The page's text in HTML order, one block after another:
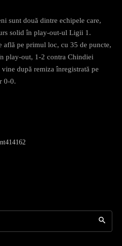
sunt două dintre echipele care,
solid în play-out-ul Ligii 1.
află pe primul loc, cu 35 de puncte,
play-out, 1-2 contra Chindiei
după remiza înregistrată pe
0-0.